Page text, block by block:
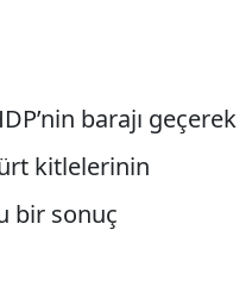
barajı geçerek
kitlelerinin
bir sonuç